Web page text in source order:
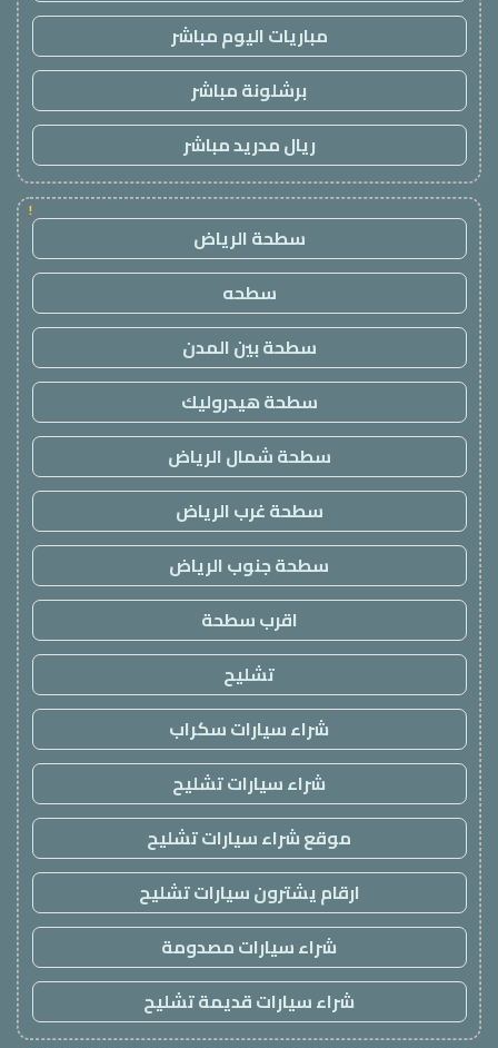
مباريات اليوم مباشر
برشلونة مباشر
ريال مدريد مباشر
!
سطحة الرياض
سطحه
سطحة بين المدن
سطحة هيدروليك
سطحة شمال الرياض
سطحة غرب الرياض
سطحة جنوب الرياض
اقرب سطحة
تشليح
شراء سيارات سكراب
شراء سيارات تشليح
موقع شراء سيارات تشليح
ارقام يشترون سيارات تشليح
شراء سيارات مصدومة
شراء سيارات قديمة تشليح